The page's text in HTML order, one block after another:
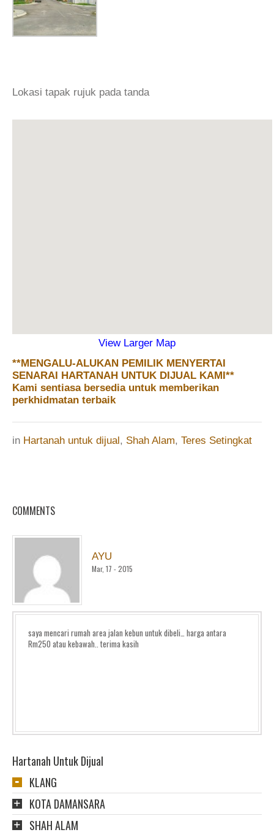
Lokasi tapak rujuk pada tanda
View Larger Map
**MENGALU-ALUKAN PEMILIK MENYERTAI
SENARAI HARTANAH UNTUK DIJUAL KAMI**
Kami sentiasa bersedia untuk memberikan
perkhidmatan terbaik
in Hartanah untuk dijual , Shah Alam, Teres Setingkat
COMMENTS
AYU
Mar, 17 - 2015
saya mencari rumah area jalan kebun untuk dibeli… harga antara
Rm250 atau kebawah.. terima kasih
Hartanah Untuk Dijual
KLANG
KOTA DAMANSARA
SHAH ALAM